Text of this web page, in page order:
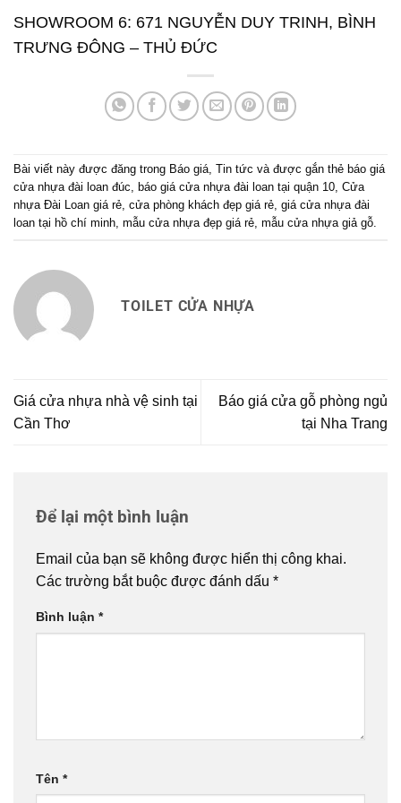
SHOWROOM 6: 671 NGUYỄN DUY TRINH, BÌNH
TRƯNG ĐÔNG – THỦ ĐỨC
Bài viết này được đăng trong Báo giá, Tin tức và được gắn thẻ báo giá
cửa nhựa đài loan đúc, báo giá cửa nhựa đài loan tại quận 10, Cửa
nhựa Đài Loan giá rẻ, cửa phòng khách đẹp giá rẻ, giá cửa nhựa đài
loan tại hồ chí minh, mẫu cửa nhựa đẹp giá rẻ, mẫu cửa nhựa giả gỗ.
TOILET CỬA NHỰA
Giá cửa nhựa nhà vệ sinh tại
Cần Thơ
Báo giá cửa gỗ phòng ngủ
tại Nha Trang
Để lại một bình luận
Email của bạn sẽ không được hiển thị công khai.
Các trường bắt buộc được đánh dấu *
Bình luận *
Tên *